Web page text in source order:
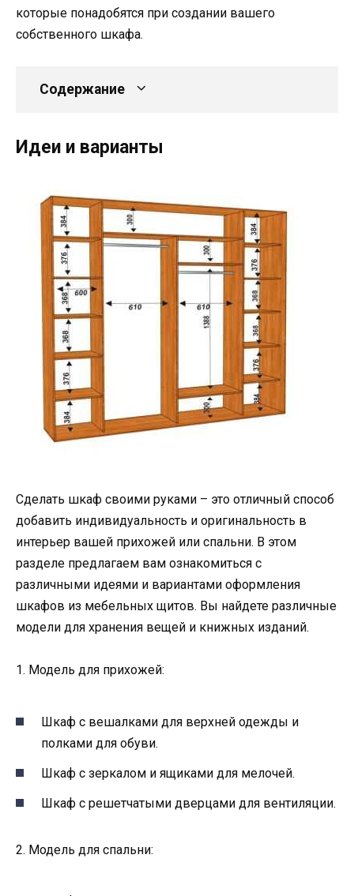
которые понадобятся при создании вашего
собственного шкафа.
Содержание
Идеи и варианты
Сделать шкаф своими руками – это отличный способ
добавить индивидуальность и оригинальность в
интерьер вашей прихожей или спальни. В этом
разделе предлагаем вам ознакомиться с
различными идеями и вариантами оформления
шкафов из мебельных щитов. Вы найдете различные
модели для хранения вещей и книжных изданий.
1. Модель для прихожей:
Шкаф с вешалками для верхней одежды и
полками для обуви.
Шкаф с зеркалом и ящиками для мелочей.
Шкаф с решетчатыми дверцами для вентиляции.
2. Модель для спальни: